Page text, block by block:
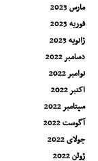
مارس 2023
فوریه 2023
ژانویه 2023
دسامبر 2022
نوامبر 2022
اکتبر 2022
سپتامبر 2022
آگوست 2022
جولای 2022
ژوئن 2022